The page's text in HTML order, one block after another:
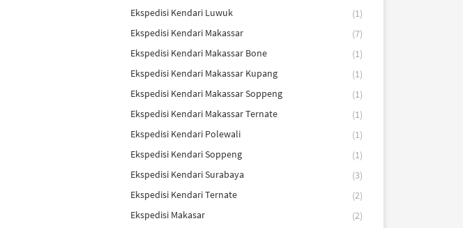
Ekspedisi Kendari Luwuk
(1)
Ekspedisi Kendari Makassar
(7)
Ekspedisi Kendari Makassar Bone
(1)
Ekspedisi Kendari Makassar Kupang
(1)
Ekspedisi Kendari Makassar Soppeng
(1)
Ekspedisi Kendari Makassar Ternate
(1)
Ekspedisi Kendari Polewali
(1)
Ekspedisi Kendari Soppeng
(1)
Ekspedisi Kendari Surabaya
(3)
Ekspedisi Kendari Ternate
(2)
Ekspedisi Makasar
(2)